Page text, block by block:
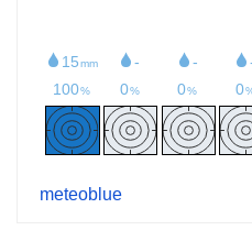
meteoblue